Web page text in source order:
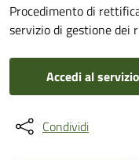
Procedimento di
servizio di gestione dei
Accedi al servizio
Condividi